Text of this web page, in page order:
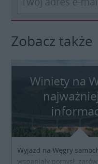
Zobacz także
Winiety na
Wyjazd na Węgry
wspaniały pomysł,